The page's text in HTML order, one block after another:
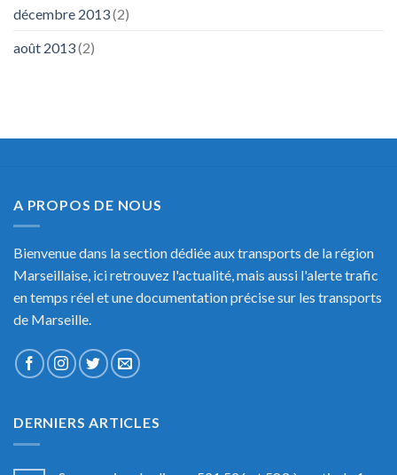
décembre 2013(2)
août 2013(2)
A PROPOS DE NOUS
Bienvenue dans la section dédiée aux transports de la région
Marseillaise, ici retrouvez l'actualité, mais aussi l'alerte trafic
en temps réel et une documentation précise sur les transports
de Marseille.
DERNIERS ARTICLES